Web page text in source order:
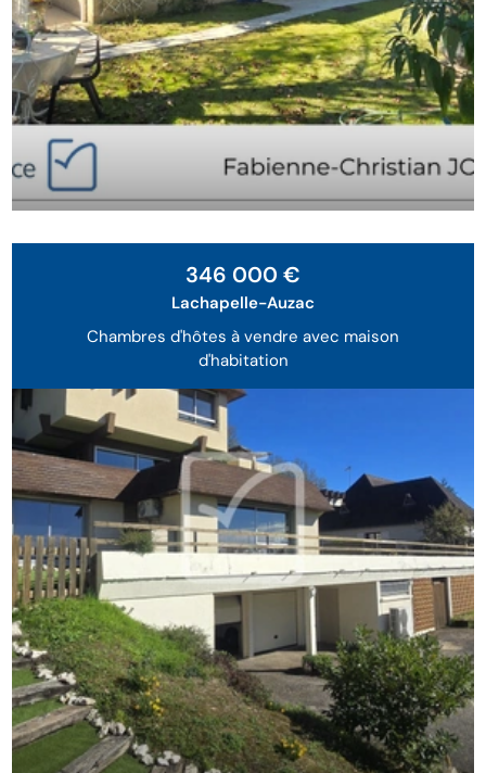
Chambres d'hôtes à vendre avec maison
d'habitation
346 000 €
Lachapelle-Auzac